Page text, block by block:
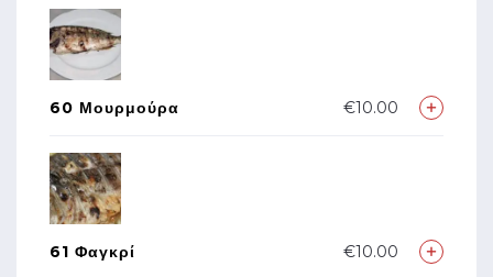
60 Μουρμούρα €10.00
61 Φαγκρί €10.00